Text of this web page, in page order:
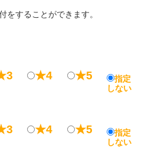
をすることができます。
★4 ★5
指定
しない
★4 ★5
指定
しない